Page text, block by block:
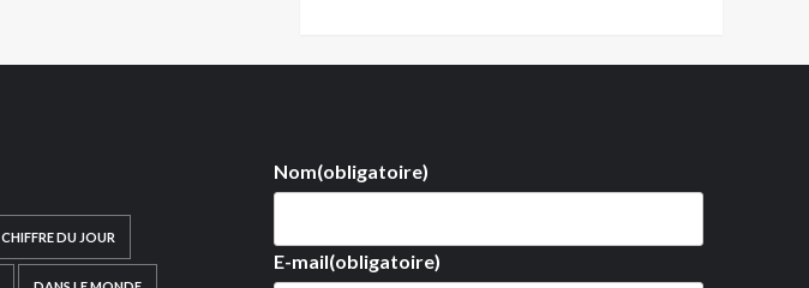
CHIFFRE DU JOUR
Nom(obligatoire)
E-mail(obligatoire)